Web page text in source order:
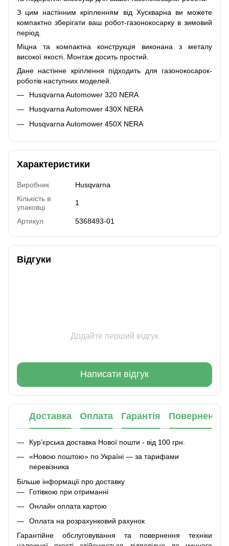
З цим настінним кріпленням від Хускварна ви можете
компактно зберігати ваш робот-газонокосарку в зимовий
період.
Міцна та компактна конструкція виконана з металу
високої якості. Монтаж досить простий.
Дане настінне кріплення підходить для газонокосарок-
роботів наступних моделей.
Husqvarna Automower 320 NERA
Husqvarna Automower 430X NERA
Husqvarna Automower 450X NERA
Характеристики
Виробник
Husqvarna
Кількість в
упаковці
1
Артикул 5368493-01
Відгуки
Додайте перший відгук
Написати відгук
Доставка Оплата Гарантія Повернення
Кур’єрська доставка Нової пошти - від 100 грн.
«Новою поштою» по Україні — за тарифами
перевізника
Більше інформації про доставку
Готівкою при отриманні
Онлайн оплата картою
Оплата на розрахунковий рахунок
Гарантійне обслуговування та повернення техніки